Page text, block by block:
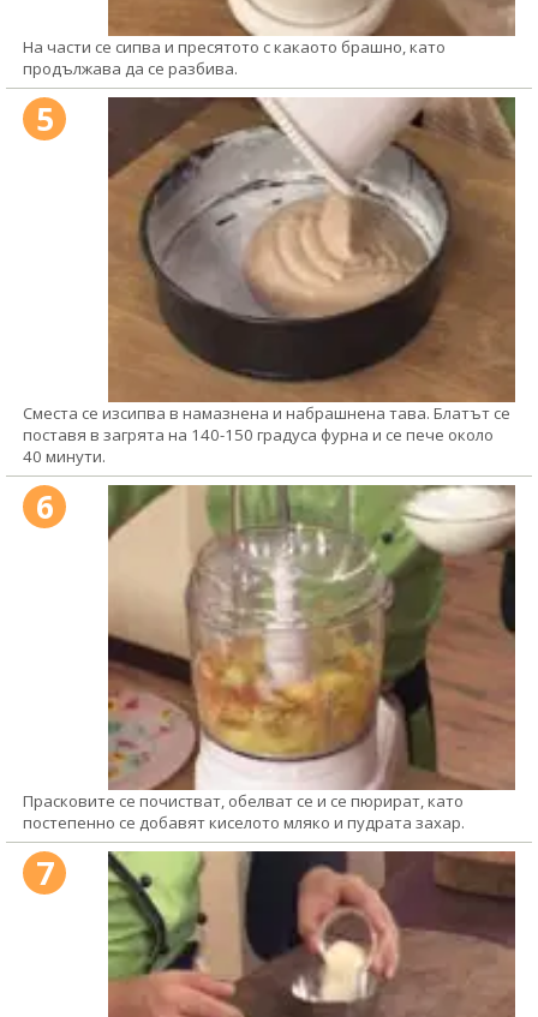
На части се сипва и пресятото с какаото брашно, като
продължава да се разбива.
5
Сместа се изсипва в намазнена и набрашнена тава. Блатът се
поставя в загрята на 140-150 градуса фурна и се пече около
40 минути.
6
Прасковите се почистват, обелват се и се пюрират, като
постепенно се добавят киселото мляко и пудрата захар.
7